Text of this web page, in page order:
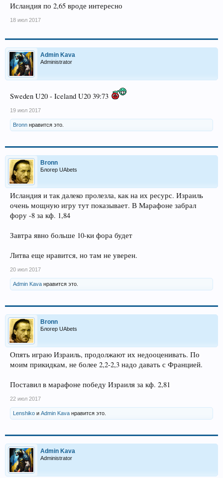
Исландия по 2,65 вроде интересно
18 июл 2017
Admin Kava
Administrator
Sweden U20 - Iceland U20 39:73
19 июл 2017
Bronn нравится это.
Bronn
Блогер UAbets
Исландия и так далеко пролезла, как на их ресурс. Израиль
очень мощную игру тут показывает. В Марафоне забрал
фору -8 за кф. 1,84
Завтра явно больше 10-ки фора будет
Литва еще нравится, но там не уверен.
20 июл 2017
Admin Kava нравится это.
Bronn
Блогер UAbets
Опять играю Израиль, продолжают их недооценивать. По
моим прикидкам, не более 2,2-2,3 надо давать с Францией.
Поставил в марафоне победу Израиля за кф. 2,81
22 июл 2017
Lenshiko и Admin Kava нравится это.
Admin Kava
Administrator